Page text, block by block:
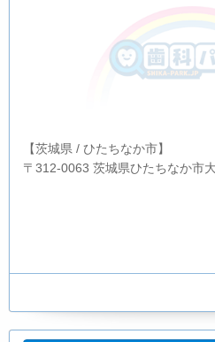
【茨城県 / ひたちなか市】
〒312-0063 茨城県ひたちなか市